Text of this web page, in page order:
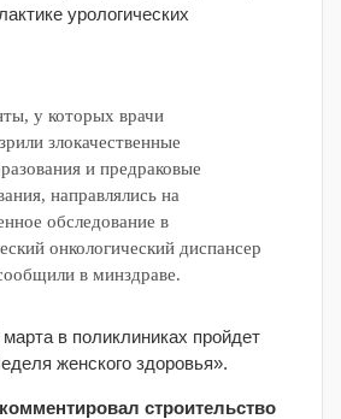
урологических
у которых врачи
злокачественные
и предраковые
направлялись на
обследование в
онкологический диспансер
в минздраве.
в поликлиниках пройдет
женского здоровья».
строительство